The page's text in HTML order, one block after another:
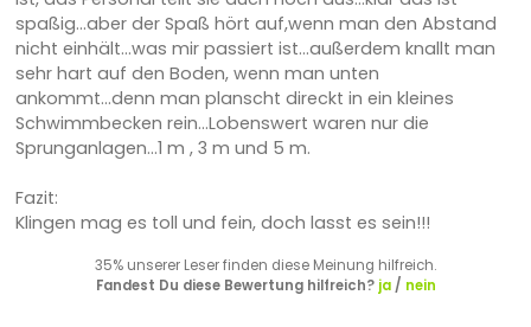
spaßig...aber der Spaß hört auf,wenn man den Abstand
nicht einhält...was mir passiert ist...außerdem knallt man
sehr hart auf den Boden, wenn man unten
ankommt...denn man planscht direckt in ein kleines
Schwimmbecken rein...Lobenswert waren nur die
Sprunganlagen...1 m , 3 m und 5 m.
Fazit:
Klingen mag es toll und fein, doch lasst es sein!!!
35% unserer Leser finden diese Meinung hilfreich.
Fandest Du diese Bewertung hilfreich? ja/ nein